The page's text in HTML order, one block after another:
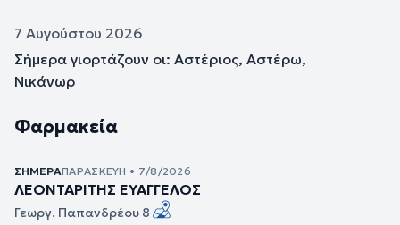
7 Αυγούστου 2026
Σήμερα γιορτάζουν οι: Αστέριος, Αστέρω,
Νικάνωρ
Φαρμακεία
ΣΉΜΕΡΑΠΑΡΑΣΚΕΥΉ • 7/8/2026
ΛΕΟΝΤΑΡΙΤΗΣ ΕΥΑΓΓΕΛΟΣ
Γεωργ. Παπανδρέου 8